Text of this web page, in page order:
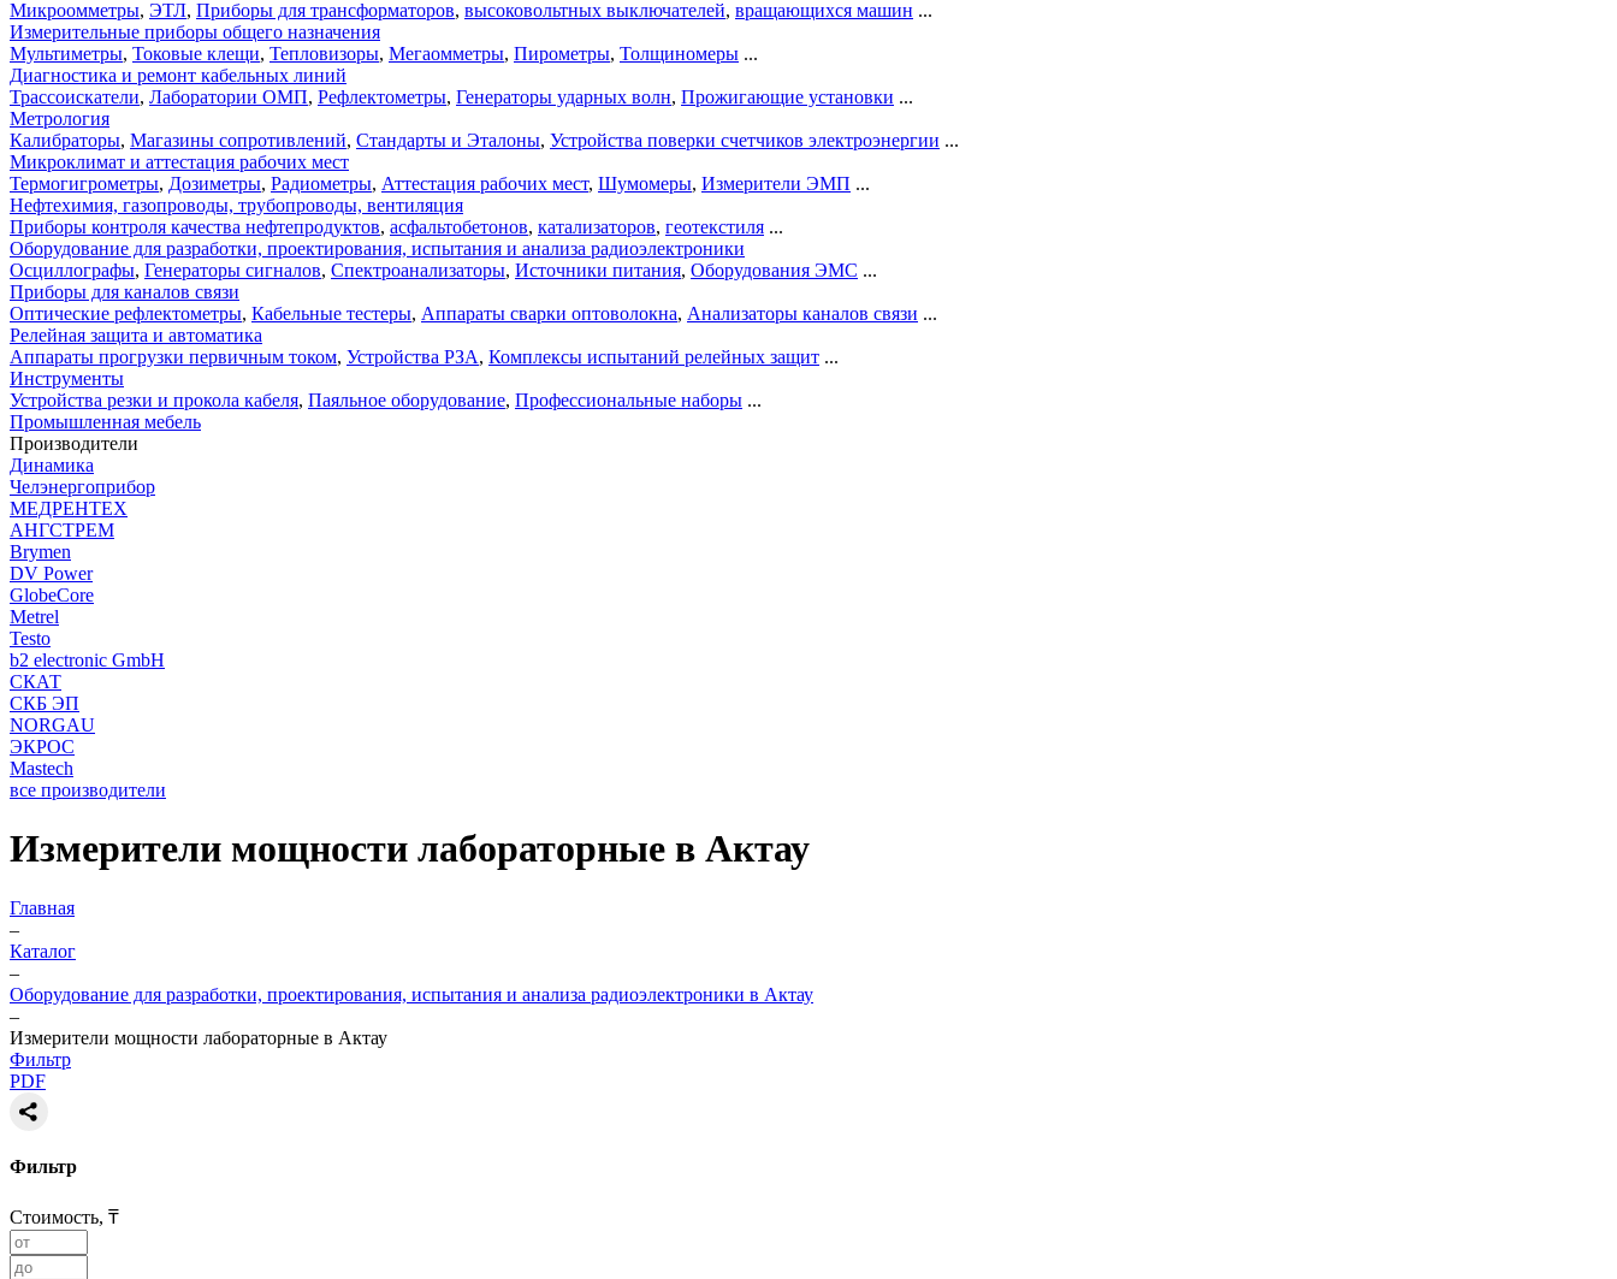
Микроомметры, ЭТЛ, Приборы для трансформаторов, высоковольтных выключателей, вращающихся машин ...
Измерительные приборы общего назначения
Мультиметры, Токовые клещи, Тепловизоры, Мегаомметры, Пирометры, Толщиномеры ...
Диагностика и ремонт кабельных линий
Трассоискатели, Лаборатории ОМП, Рефлектометры, Генераторы ударных волн, Прожигающие установки ...
Метрология
Калибраторы, Магазины сопротивлений, Стандарты и Эталоны, Устройства поверки счетчиков электроэнергии ...
Микроклимат и аттестация рабочих мест
Термогигрометры, Дозиметры, Радиометры, Аттестация рабочих мест, Шумомеры, Измерители ЭМП ...
Нефтехимия, газопроводы, трубопроводы, вентиляция
Приборы контроля качества нефтепродуктов, асфальтобетонов, катализаторов, геотекстиля ...
Оборудование для разработки, проектирования, испытания и анализа радиоэлектроники
Осциллографы, Генераторы сигналов, Спектроанализаторы, Источники питания, Оборудования ЭМС ...
Приборы для каналов связи
Оптические рефлектометры, Кабельные тестеры, Аппараты сварки оптоволокна, Анализаторы каналов связи ...
Релейная защита и автоматика
Аппараты прогрузки первичным током, Устройства РЗА, Комплексы испытаний релейных защит ...
Инструменты
Устройства резки и прокола кабеля, Паяльное оборудование, Профессиональные наборы ...
Промышленная мебель
Производители
Динамика
Челэнергоприбор
МЕДРЕНТЕХ
АНГСТРЕМ
Brymen
DV Power
GlobeCore
Metrel
Testo
b2 electronic GmbH
СКАТ
СКБ ЭП
NORGAU
ЭКРОС
Mastech
все производители
Измерители мощности лабораторные в Актау
Главная
–
Каталог
–
Оборудование для разработки, проектирования, испытания и анализа радиоэлектроники в Актау
–
Измерители мощности лабораторные в Актау
Фильтр
PDF
Фильтр
Стоимость, ₸